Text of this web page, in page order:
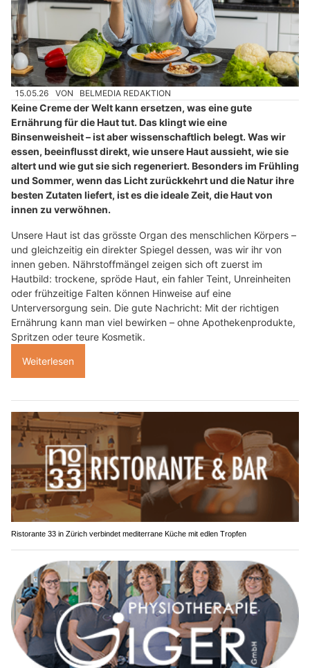
15.05.26 VON BELMEDIA REDAKTION
Keine Creme der Welt kann ersetzen, was eine gute
Ernährung für die Haut tut. Das klingt wie eine
Binsenweisheit – ist aber wissenschaftlich belegt. Was wir
essen, beeinflusst direkt, wie unsere Haut aussieht, wie sie
altert und wie gut sie sich regeneriert. Besonders im Frühling
und Sommer, wenn das Licht zurückkehrt und die Natur ihre
besten Zutaten liefert, ist es die ideale Zeit, die Haut von
innen zu verwöhnen.
Unsere Haut ist das grösste Organ des menschlichen Körpers –
und gleichzeitig ein direkter Spiegel dessen, was wir ihr von
innen geben. Nährstoffmängel zeigen sich oft zuerst im
Hautbild: trockene, spröde Haut, ein fahler Teint, Unreinheiten
oder frühzeitige Falten können Hinweise auf eine
Unterversorgung sein. Die gute Nachricht: Mit der richtigen
Ernährung kann man viel bewirken – ohne Apothekenprodukte,
Spritzen oder teure Kosmetik.
Weiterlesen
Ristorante 33 in Zürich verbindet mediterrane Küche mit edlen Tropfen